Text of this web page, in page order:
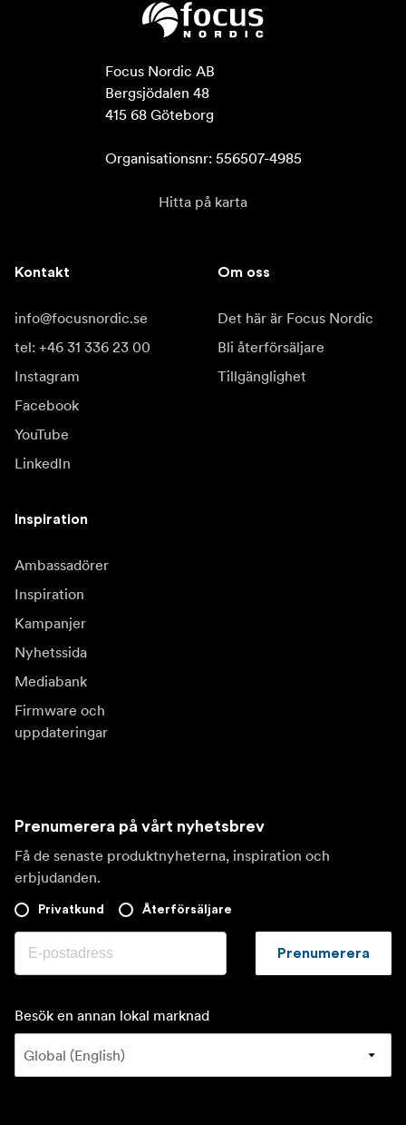
Focus Nordic AB
Bergsjödalen 48
415 68 Göteborg
Organisationsnr: 556507-4985
Hitta på karta
Kontakt
info@focusnordic.se
tel: +46 31 336 23 00
Instagram
Facebook
YouTube
LinkedIn
Om oss
Det här är Focus Nordic
Bli återförsäljare
Tillgänglighet
Inspiration
Ambassadörer
Inspiration
Kampanjer
Nyhetssida
Mediabank
Firmware och
uppdateringar
Prenumerera på vårt nyhetsbrev
Få de senaste produktnyheterna, inspiration och
erbjudanden.
Privatkund Återförsäljare
Prenumerera
Besök en annan lokal marknad